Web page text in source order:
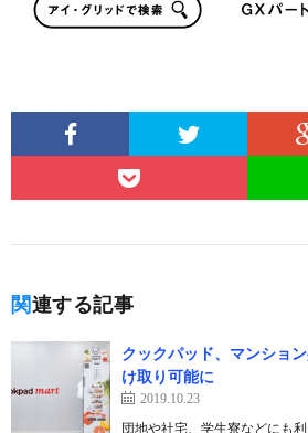
関連する記事
クックパッド、マンショ
け取り可能に
2019.10.23
団地や社宅、学生寮などにも